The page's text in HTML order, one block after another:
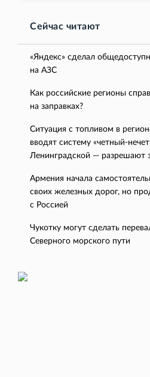
Сейчас читают
«Яндекс» сделал
на АЗС
Как российские регионы
на заправках?
Ситуация с топливом в
вводят систему «четный-
Ленинградской — разрешают
Армения начала
своих железных дорог, но
с Россией
Чукотку могут сделать
Северного морского пути